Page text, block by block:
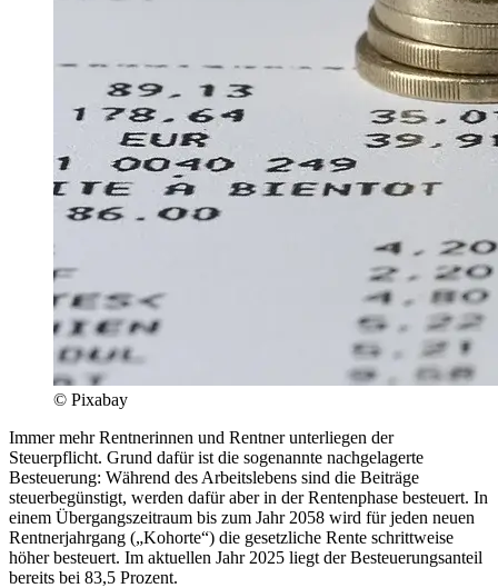
© Pixabay
Immer mehr Rentnerinnen und Rentner unterliegen der
Steuerpflicht. Grund dafür ist die sogenannte nachgelagerte
Besteuerung: Während des Arbeitslebens sind die Beiträge
steuerbegünstigt, werden dafür aber in der Rentenphase besteuert. In
einem Übergangszeitraum bis zum Jahr 2058 wird für jeden neuen
Rentnerjahrgang („Kohorte“) die gesetzliche Rente schrittweise
höher besteuert. Im aktuellen Jahr 2025 liegt der Besteuerungsanteil
bereits bei 83,5 Prozent.